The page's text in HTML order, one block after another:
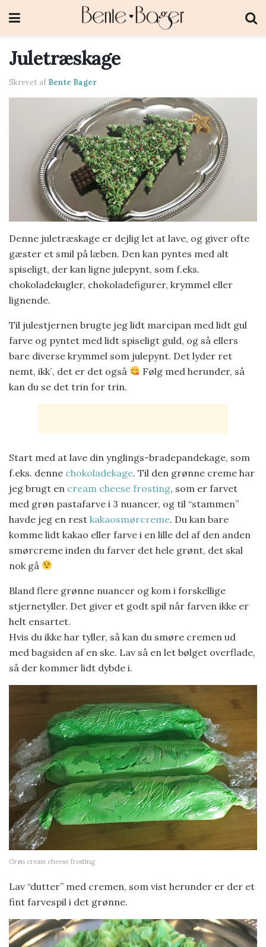
Juletræskage
Skrevet af Bente Bager
Denne juletræskage er dejlig let at lave, og giver ofte
gæster et smil på læben. Den kan pyntes med alt
spiseligt, der kan ligne julepynt, som f.eks.
chokoladekugler, chokoladefigurer, krymmel eller
lignende.
Til julestjernen brugte jeg lidt marcipan med lidt gul
farve og pyntet med lidt spiseligt guld, og så ellers
bare diverse krymmel som julepynt. Det lyder ret
nemt, ikk´, det er det også
Følg med herunder, så
kan du se det trin for trin.
Start med at lave din ynglings-bradepandekage, som
f.eks. denne chokoladekage. Til den grønne creme har
jeg brugt en cream cheese frosting, som er farvet
med grøn pastafarve i 3 nuancer, og til “stammen”
havde jeg en rest kakaosmørcreme. Du kan bare
komme lidt kakao eller farve i en lille del af den anden
smørcreme inden du farver det hele grønt, det skal
nok gå
Bland flere grønne nuancer og kom i forskellige
stjernetyller. Det giver et godt spil når farven ikke er
helt ensartet.
Hvis du ikke har tyller, så kan du smøre cremen ud
med bagsiden af en ske. Lav så en let bølget overflade,
så der kommer lidt dybde i.
Grøn cream cheese frosting
Lav “dutter” med cremen, som vist herunder er der et
fint farvespil i det grønne.